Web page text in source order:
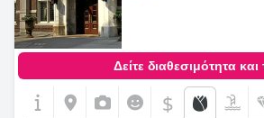
Δείτε διαθεσιμότητα και
$